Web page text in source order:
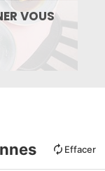
VOUS
Effacer